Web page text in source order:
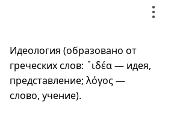
Идеология (образовано от
греческих слов: ῞ιδέα— идея,
представление; λόγος—
слово, учение).